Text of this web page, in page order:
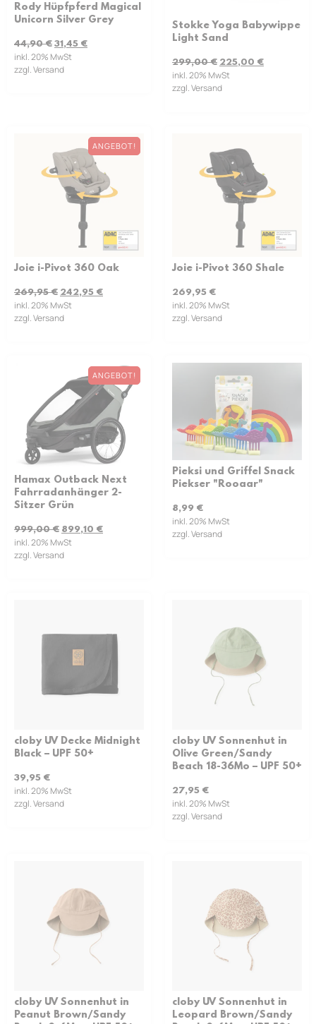
Rody Hüpfpferd Magical
Unicorn Silver Grey
44,90€ 31,45 €
inkl. 20% MwSt
zzgl. Versand
Stokke Yoga Babywippe
Light Sand
299,00€ 225,00 €
inkl. 20% MwSt
zzgl. Versand
ANGEBOT!
Joie i-Pivot 360 Oak
269,95€ 242,95 €
inkl. 20% MwSt
zzgl. Versand
Joie i-Pivot 360 Shale
269,95 €
inkl. 20% MwSt
zzgl. Versand
ANGEBOT!
Hamax Outback Next
Fahrradanhänger 2-
Sitzer Grün
999,00€ 899,10 €
inkl. 20% MwSt
zzgl. Versand
Pieksi und Griffel Snack
Piekser "Rooaar"
8,99 €
inkl. 20% MwSt
zzgl. Versand
cloby UV Decke Midnight
Black – UPF 50+
39,95 €
inkl. 20% MwSt
zzgl. Versand
cloby UV Sonnenhut in
Olive Green/Sandy
Beach 18-36Mo – UPF 50+
27,95 €
inkl. 20% MwSt
zzgl. Versand
cloby UV Sonnenhut in
Peanut Brown/Sandy
cloby UV Sonnenhut in
Leopard Brown/Sandy